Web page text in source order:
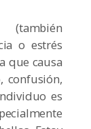
o estrés
que causa
confusión,
es